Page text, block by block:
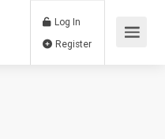
Log In